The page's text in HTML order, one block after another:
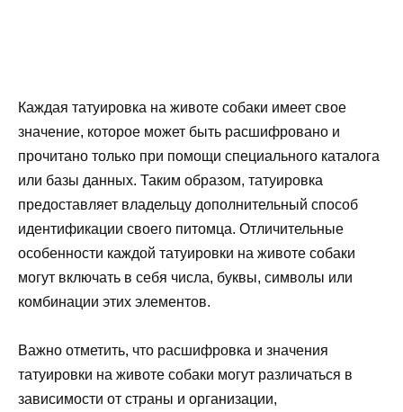
Каждая татуировка на животе собаки имеет свое
значение, которое может быть расшифровано и
прочитано только при помощи специального каталога
или базы данных. Таким образом, татуировка
предоставляет владельцу дополнительный способ
идентификации своего питомца. Отличительные
особенности каждой татуировки на животе собаки
могут включать в себя числа, буквы, символы или
комбинации этих элементов.
Важно отметить, что расшифровка и значения
татуировки на животе собаки могут различаться в
зависимости от страны и организации,